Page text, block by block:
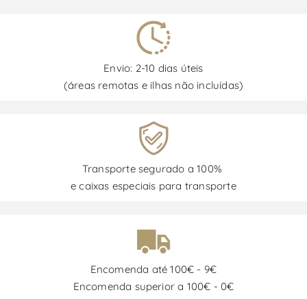
Envio: 2-10 dias úteis
(áreas remotas e ilhas não incluídas)
Transporte segurado a 100%
e caixas especiais para transporte
Encomenda até 100€ - 9€
Encomenda superior a 100€ - 0€